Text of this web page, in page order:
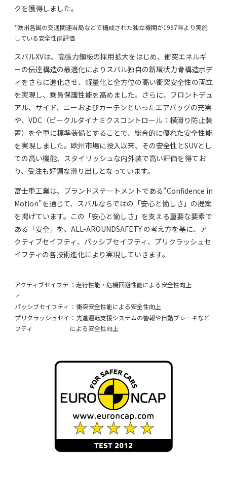
クを獲得しました。
*欧州各国の交通関連当局などで構成された独立機関が1997年より実施
している安全性能評価
スバルXVは、高張力鋼板の採用拡大をはじめ、衝突エネルギ
ーの伝達構造の最適化によりスバル独自の新環状力骨構造ボデ
ィをさらに進化させ、軽量化と全方位の高い衝突安全性の両立
を実現し、乗員保護性能を高めました。さらに、フロントデュ
アル、サイド、ニーおよびカーテンといったエアバッグの充実
や、VDC（ビークルダイナミクスコントロール：横滑り防止装
置）を全車に標準装備とすることで、総合的に優れた安全性能
を実現しました。欧州市場に投入以来、その安全性とSUVとし
ての高い機能、スタイリッシュな内外装で高い評価を得てお
り、受注も好調な滑り出しとなっています。
富士重工業は、ブランドステートメントである"Confidence in
Motion"を通じて、スバルならではの「安心と愉しさ」の提案
を掲げています。この「安心と愉しさ」を支える重要な要素で
ある「安全」を、ALL-AROUNDSAFETY の考え方を基に、ア
クティブセイフティ、パッシブセイフティ、プリクラッシュセ
イフティの各技術進化により実現していきます。
アクティブセイフテ
ィ
：走行性能・危機回避性能による安全性向上
パッシブセイフティ ：衝突安全性能による安全性向上
プリクラッシュセイ
フティ
：先進運転支援システムの警報や自動ブレーキなど
による安全性向上